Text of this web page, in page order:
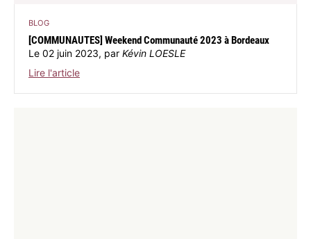
BLOG
[COMMUNAUTES] Weekend Communauté 2023 à Bordeaux
Le 02 juin 2023, par Kévin LOESLE
Lire l'article